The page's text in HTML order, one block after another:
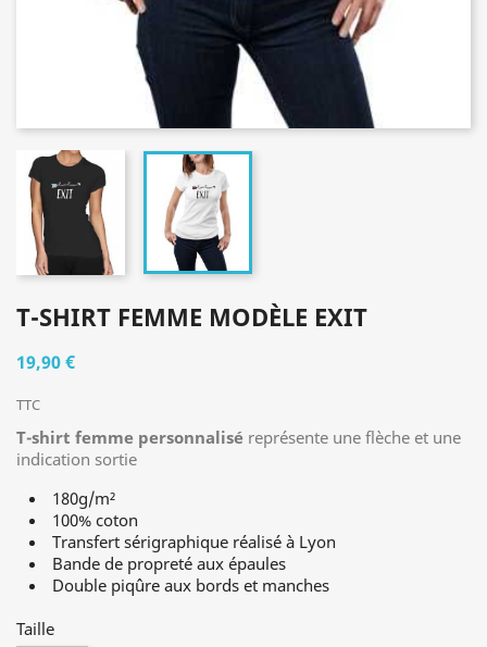
T-SHIRT FEMME MODÈLE EXIT
19,90 €
TTC
T-shirt femme personnalisé représente une flèche et une
indication sortie
180g/m²
100% coton
Transfert sérigraphique réalisé à Lyon
Bande de propreté aux épaules
Double piqûre aux bords et manches
Taille